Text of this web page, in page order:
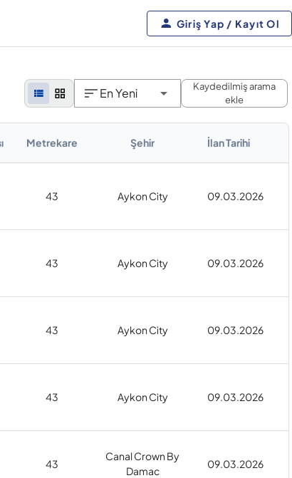
Giriş Yap / Kayıt Ol
En Yeni
Kaydedilmiş arama
ekle
Metrekare Şehir İlan Tarihi
43 Aykon City 09.03.2026
43 Aykon City 09.03.2026
43 Aykon City 09.03.2026
43 Aykon City 09.03.2026
43
Canal Crown By
Damac
09.03.2026